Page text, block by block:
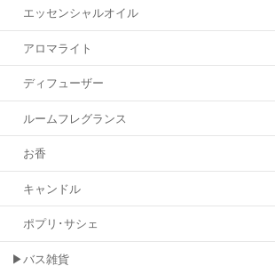
エッセンシャルオイル
アロマライト
ディフューザー
ルームフレグランス
お香
キャンドル
ポプリ･サシェ
▶バス雑貨